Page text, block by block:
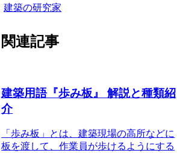
建築の研究家
関連記事
建築用語『歩み板』 解説と種類紹
介
「歩み板」とは、建築現場の高所などに
板を渡して、作業員が歩けるようにする